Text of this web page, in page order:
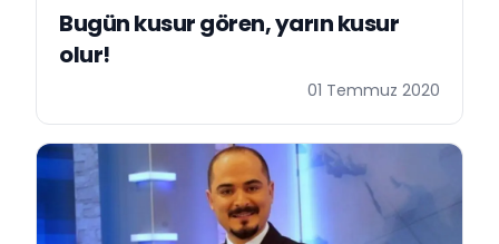
Bugün kusur gören, yarın kusur
olur!
01 Temmuz 2020